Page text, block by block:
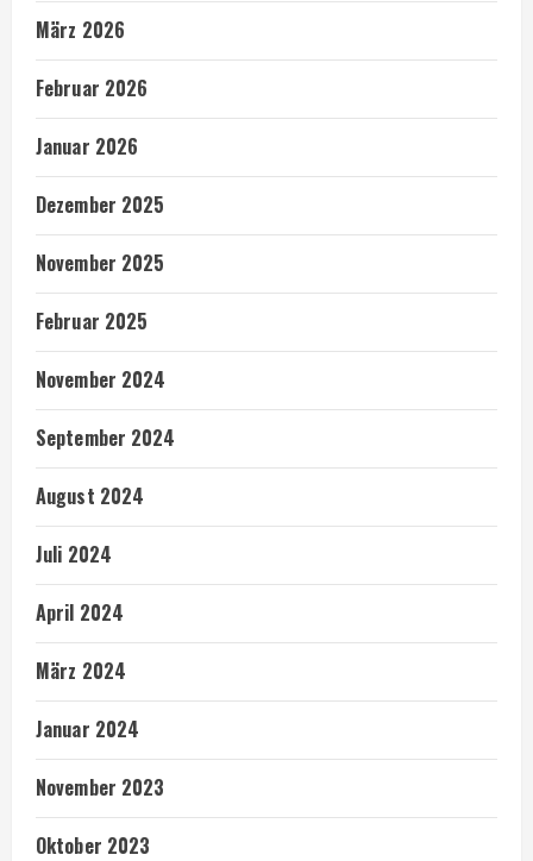
März 2026
Februar 2026
Januar 2026
Dezember 2025
November 2025
Februar 2025
November 2024
September 2024
August 2024
Juli 2024
April 2024
März 2024
Januar 2024
November 2023
Oktober 2023